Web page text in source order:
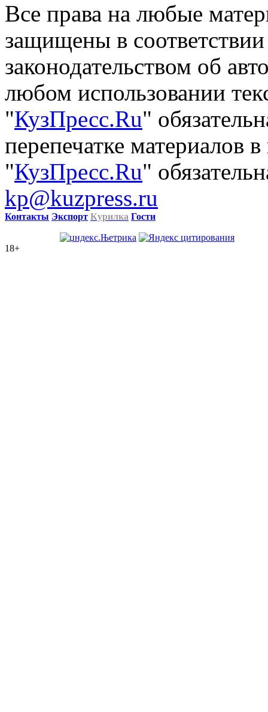
Все права на любые
защищены в
законодательством об
любом использовании
"КузПресс.Ru"
перепечатке материалов
"КузПресс.Ru"
kp@kuzpress.ru
Контакты Экспорт Курилка Гости
18+